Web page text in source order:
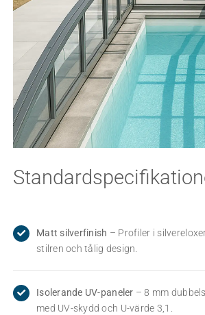
Matt silverfinish – Profiler i
stilren och tålig design.
Isolerande UV-paneler – 8 mm
med UV-skydd och U-värde 3,1.